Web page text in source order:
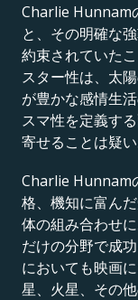
Charlie Hunnam
と、その明確な
約束されていた
スター性は、太
が豊かな感情生
スマ性を定義す
寄せることは疑い
Charlie Hunnam
格、機知に富ん
体の組み合わせ
だけの分野で成
においても映画
星、火星、その